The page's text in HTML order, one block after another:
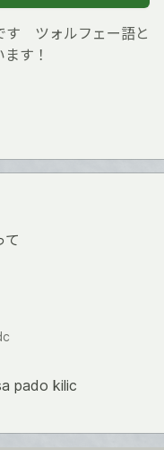
す ツォルフェー語と
す！
て
pado kilic